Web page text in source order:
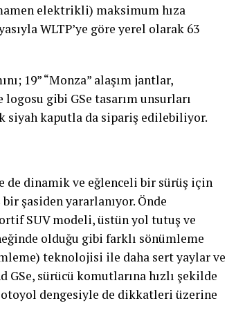
elektrikli) maksimum hıza
WLTP’ye göre yerel olarak 63
19” “Monza” alaşım jantlar,
gibi GSe tasarım unsurları
siyah kaputla da sipariş edilebiliyor.
de dinamik ve eğlenceli bir sürüş için
şasiden yararlanıyor. Önde
SUV modeli, üstün yol tutuş ve
olduğu gibi farklı sönümleme
teknolojisi ile daha sert yaylar ve
sürücü komutlarına hızlı şekilde
dengesiyle de dikkatleri üzerine